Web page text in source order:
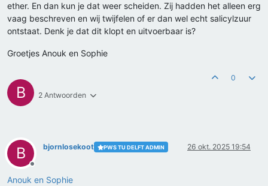
ether. En dan kun je dat weer scheiden. Zij hadden het alleen erg
vaag beschreven en wij twijfelen of er dan wel echt salicylzuur
ontstaat. Denk je dat dit klopt en uitvoerbaar is?
Groetjes Anouk en Sophie
B 2 Antwoorden
0
B
Offline
bjornlosekoot PWS TU DELFT ADMIN 26 okt. 2025 19:54
Anouk en Sophie